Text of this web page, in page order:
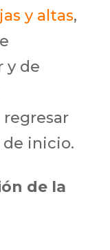
y altas,
y de
regresar
inicio.
de la